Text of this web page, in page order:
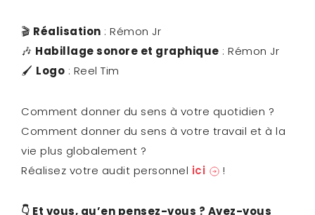
🎬 Réalisation : Rémon Jr
🎶 Habillage sonore et graphique : Rémon Jr
🖌️ Logo : Reel Tim
Comment donner du sens à votre quotidien ?
Comment donner du sens à votre travail et à la
vie plus globalement ?
Réalisez votre audit personnel ici !
👇 Et vous, qu’en pensez-vous ? Avez-vous